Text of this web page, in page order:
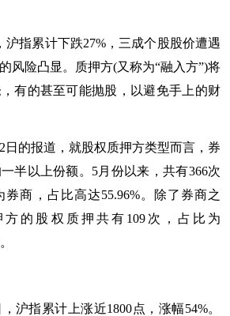
沪指累计下跌27%，三成个股股价遭遇
风险凸显。质押方(又称为“融入方”)将
有的甚至可能抛股，以避免手上的财
日的报道，就股权质押方类型而言，券
半以上份额。5月份以来，共有366次
商，占比高达55.96%。除了券商之
的股权质押共有109次，占比为
沪指累计上涨近1800点，涨幅54%。